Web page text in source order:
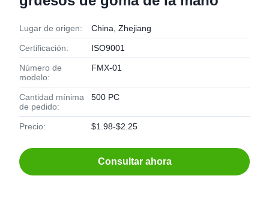
Lugar de origen: China, Zhejiang
Certificación: ISO9001
Número de
modelo:
FMX-01
Cantidad mínima
de pedido:
500 PC
Precio: $1.98-$2.25
Consultar ahora